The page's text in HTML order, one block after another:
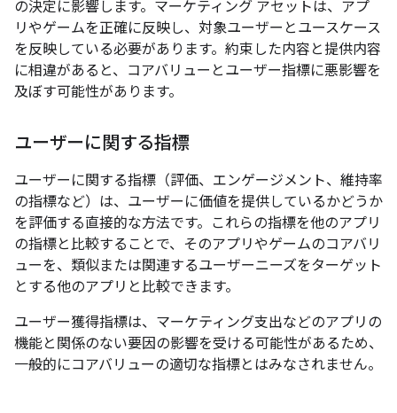
の決定に影響します。マーケティング アセットは、アプ
リやゲームを正確に反映し、対象ユーザーとユースケース
を反映している必要があります。約束した内容と提供内容
に相違があると、コアバリューとユーザー指標に悪影響を
及ぼす可能性があります。
ユーザーに関する指標
ユーザーに関する指標（評価、エンゲージメント、維持率
の指標など）は、ユーザーに価値を提供しているかどうか
を評価する直接的な方法です。これらの指標を他のアプリ
の指標と比較することで、そのアプリやゲームのコアバリ
ューを、類似または関連するユーザーニーズをターゲット
とする他のアプリと比較できます。
ユーザー獲得指標は、マーケティング支出などのアプリの
機能と関係のない要因の影響を受ける可能性があるため、
一般的にコアバリューの適切な指標とはみなされません。